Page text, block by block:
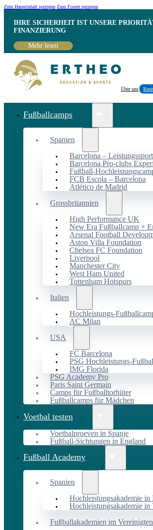
Zum Hauptinhalt springen Zum Footer springen
IHRE SICHERHEIT IST UNSERE
INANZIERUNG
Mehr lesen
Über uns
Fußballcamps
Spanien
Barcelona – Leistungssport
Barcelona Pro-clubs
Fußball-
FCB Escola – Barcelona
Atlético de Madrid
Grossbritannien
High Performance UK
New Era Fußballcamp +
Arsenal Football
Aston Villa Foundation
Chelsea FC Foundation
Liverpool
Manchester City
West Ham United
Tottenham Hotspurs
Italien
Hochleistungs-
AC Milan
USA
FC Barcelona
PSG Hochleistungs-
IMG Florida
PSG Academy Pro
Paris Saint Germain
Camps für Fußballtorhüter
Fußballcamps für Mädchen
Voetbal testen
Voetbalproeven in Spanje
Fußball-Sichtungen in England
Fußball Academy
Spanien
Hochleistungsakademie in
Hochleistungsakademie in
Fußballakademien im